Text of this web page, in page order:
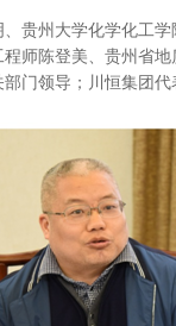
贵州大学化学化工
师陈登美、贵州省
门领导；川恒集团代